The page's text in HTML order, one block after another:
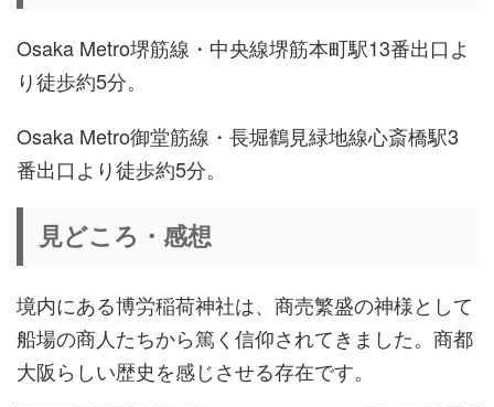
Osaka Metro堺筋線・中央線堺筋本町駅13番出口よ
り徒歩約5分。
Osaka Metro御堂筋線・長堀鶴見緑地線心斎橋駅3
番出口より徒歩約5分。
見どころ・感想
境内にある博労稲荷神社は、商売繁盛の神様として
船場の商人たちから篤く信仰されてきました。商都
大阪らしい歴史を感じさせる存在です。